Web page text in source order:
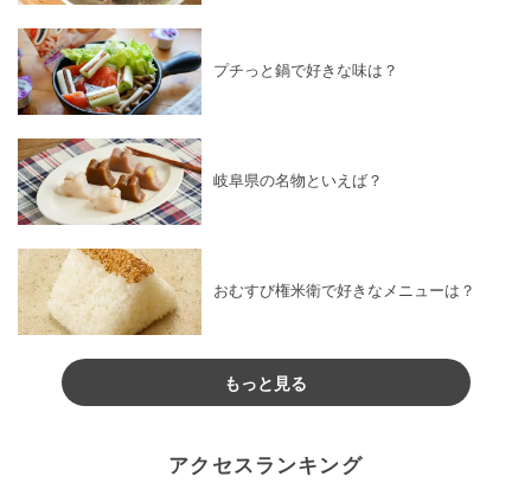
プチっと鍋で好きな味は？
岐阜県の名物といえば？
おむすび権米衛で好きなメニューは？
もっと見る
アクセスランキング